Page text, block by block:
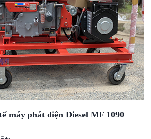
máy phát điện Diesel MF 1090